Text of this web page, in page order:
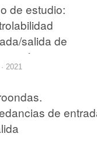
de estudio:
salida de
térmico,
de
2021
de